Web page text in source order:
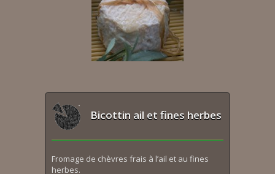
Bicottin ail et fines herbes
Fromage de chèvres frais à l’ail et au fines
herbes.